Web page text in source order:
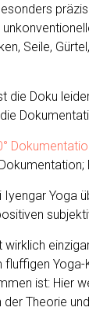
Seile,
die Doku
Yoga
wirklich
fluffigen Yoga-
ist: Hier
der Theorie